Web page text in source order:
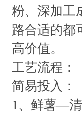
粉、深加工
路合适的都
高价值。
工艺流程：
简易投入：
1、鲜薯—